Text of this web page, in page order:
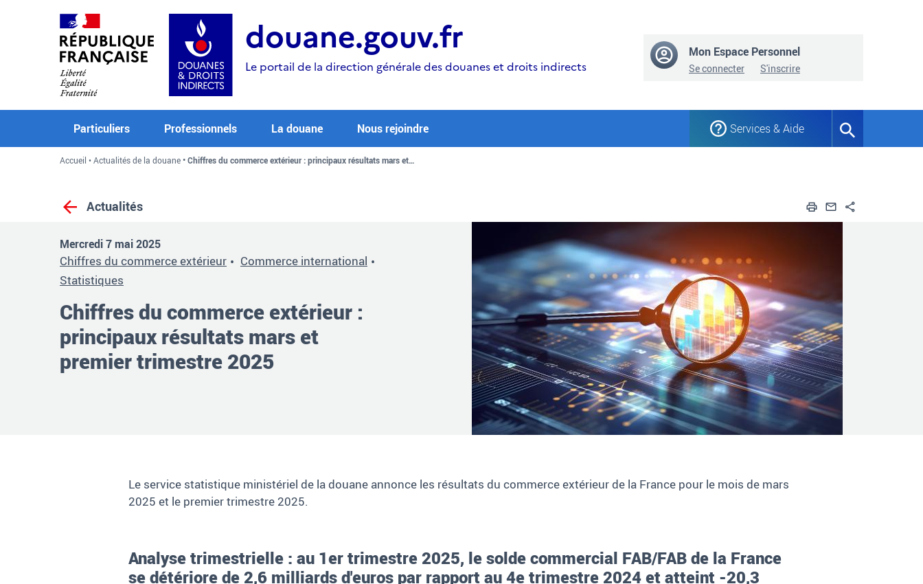
douane.gouv.fr
Le portail de la direction générale des douanes et droits indirects
Mon Espace Personnel
Se connecter S'inscrire
Particuliers Professionnels La douane Nous rejoindre Services & Aide
Formulaire
Accueil Actualités de la douane Chiffres du commerce extérieur : principaux résultats mars et…
Actualités ImprimerEnvoyer par
Mercredi 7 mai 2025
Chiffres du commerce extérieur
Commerce international
Statistiques
Chiffres du commerce extérieur :
principaux résultats mars et
premier trimestre 2025
Le service statistique ministériel de la douane annonce les résultats du commerce extérieur de la France pour le mois de mars
2025 et le premier trimestre 2025.
Analyse trimestrielle : au 1er trimestre 2025, le solde commercial FAB/FAB de la France
se détériore de 2,6 milliards d'euros par rapport au 4e trimestre 2024 et atteint -20,3